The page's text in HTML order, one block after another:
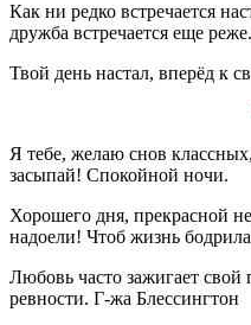
Как ни редко встречается
дружба встречается еще
Твой день настал, вперёд к
Я тебе, желаю снов
засыпай! Спокойной ночи.
Хорошего дня, прекрасной
надоели! Чтоб жизнь
Любовь часто зажигает
ревности. Г-жа Блессингтон